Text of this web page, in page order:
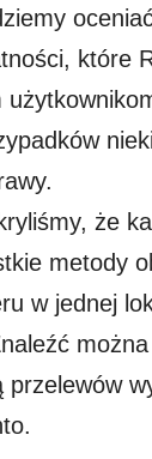
które
że
metody
w jednej
przelewów